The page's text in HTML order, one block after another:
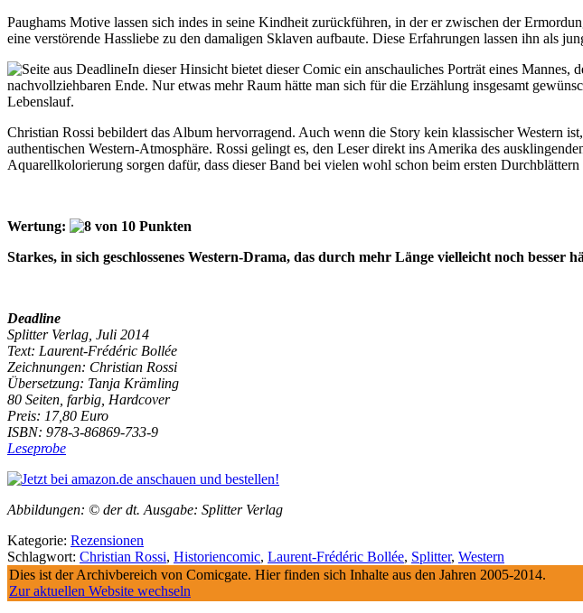
Paughams Motive lassen sich indes in seine Kindheit zurückführen, in der er zwischen der
eine verstörende Hassliebe zu den damaligen Sklaven aufbaute. Diese Erfahrungen lassen ihn als
In dieser Hinsicht bietet dieser Comic ein anschauliches Porträt eines
nachvollziehbaren Ende. Nur etwas mehr Raum hätte man sich für die Erzählung insgesamt
Lebenslauf.
Christian Rossi bebildert das Album hervorragend. Auch wenn die Story kein klassischer Western
authentischen Western-Atmosphäre. Rossi gelingt es, den Leser direkt ins Amerika des
Aquarellkolorierung sorgen dafür, dass dieser Band bei vielen wohl schon beim ersten
Wertung:
Starkes, in sich geschlossenes Western-Drama, das durch mehr Länge vielleicht noch besser
Deadline
Splitter Verlag, Juli 2014
Text: Laurent-Frédéric Bollée
Zeichnungen: Christian Rossi
Übersetzung: Tanja Krämling
80 Seiten, farbig, Hardcover
Preis: 17,80 Euro
ISBN: 978-3-86869-733-9
Leseprobe
Abbildungen: © der dt. Ausgabe: Splitter Verlag
Kategorie: Rezensionen
Schlagwort: Christian Rossi, Historiencomic, Laurent-Frédéric Bollée, Splitter, Western
Dies ist der Archivbereich von Comicgate. Hier finden sich Inhalte aus den Jahren 2005-2014.
Zur aktuellen Website wechseln